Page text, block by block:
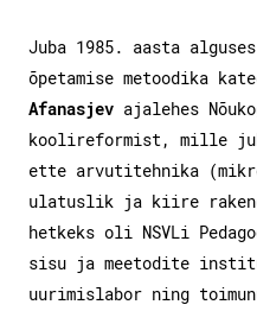
Juba 1985. aasta
õpetamise metoodika
Afanasjev ajalehes
koolireformist, mille
ette arvutitehnika
ulatuslik ja kiire
hetkeks oli NSVLi
sisu ja meetodite
uurimislabor ning